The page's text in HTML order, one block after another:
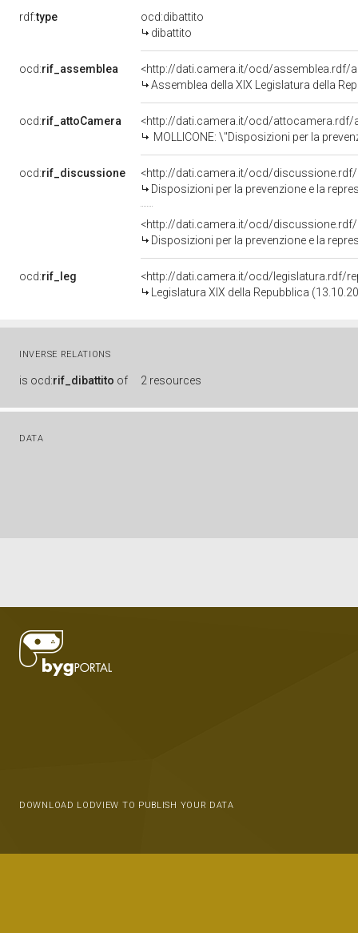
rdf:type
ocd:dibattito
dibattito
ocd:rif_assemblea
<http://dati.camera.it/ocd/assemblea.rdf/
Assemblea della XIX Legislatura della
ocd:rif_attoCamera
<http://dati.camera.it/ocd/attocamera.rdf/
MOLLICONE: \"Disposizioni per la prevenzione e la repressione della
ocd:rif_discussione
<http://dati.camera.it/ocd/discussione.rdf/
Disposizioni per la prevenzione e la repressione della
<http://dati.camera.it/ocd/discussione.rdf/
Disposizioni per la prevenzione e la repressione della
ocd:rif_leg
<http://dati.camera.it/ocd/legislatura.rdf/
Legislatura XIX della Repubblica
INVERSE RELATIONS
is ocd:rif_dibattito of 2 resources
DATA
DOWNLOAD LODVIEW TO PUBLISH YOUR DATA